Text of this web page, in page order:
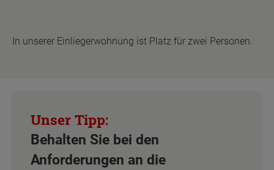
In unserer Einliegerwohnung ist Platz für zwei Personen.
Behalten Sie bei den
Anforderungen an die